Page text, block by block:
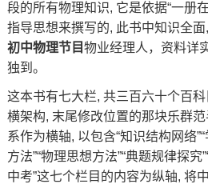
段的所有物理知识, 它是依据“一册
指导思想来撰写的, 此书中知识全
初中物理节目物业经理人 ，资料详
独到。
这本书有七大栏, 共三百六十个百
横架构, 末尾修改位置的那块乐群
系作为横轴, 以包含“知识结构网络
方法”“物理思想方法”“典题规律探究
中考”这七个栏目的内容为纵轴, 将